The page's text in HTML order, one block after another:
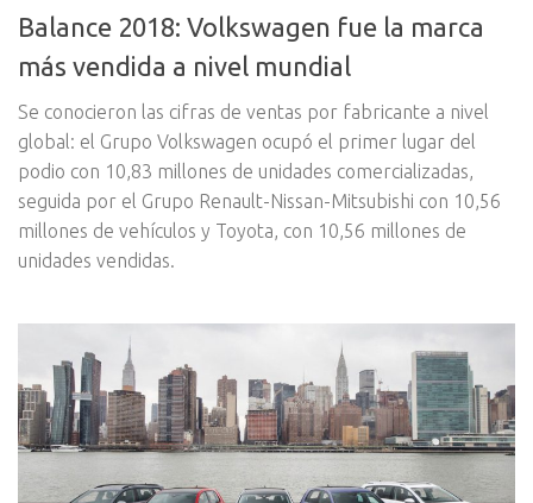
Balance 2018: Volkswagen fue la marca
más vendida a nivel mundial
Se conocieron las cifras de ventas por fabricante a nivel
global: el Grupo Volkswagen ocupó el primer lugar del
podio con 10,83 millones de unidades comercializadas,
seguida por el Grupo Renault-Nissan-Mitsubishi con 10,56
millones de vehículos y Toyota, con 10,56 millones de
unidades vendidas.